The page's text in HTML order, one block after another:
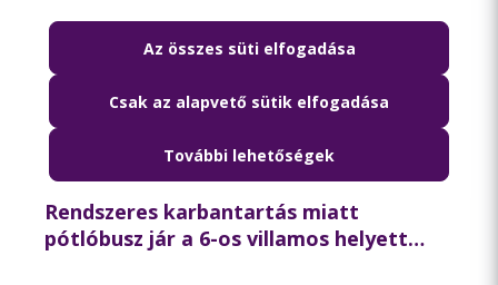
2026.08.06. 11:21
Rendszeres karbantartás miatt
pótlóbusz jár a 6-os villamos helyett
Az összes süti elfogadása
Csak az alapvető sütik elfogadása
További lehetőségek